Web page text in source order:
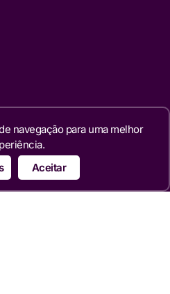
navegação para uma melhor
Aceitar